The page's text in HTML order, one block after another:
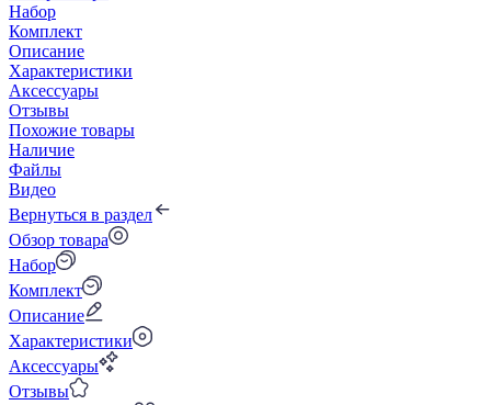
Набор
Комплект
Описание
Характеристики
Аксессуары
Отзывы
Похожие товары
Наличие
Файлы
Видео
Вернуться в раздел
Обзор товара
Набор
Комплект
Описание
Характеристики
Аксессуары
Отзывы